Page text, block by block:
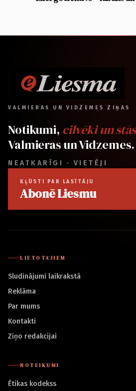
VALMIERAS UN VIDZEMES ZIŅAS
Notikumi, cilvēki un
Valmieras un Vidzemes.
NEATKARĪGI · VIETĒJI
KĻŪSTI PAR LASĪTĀJU
Abonē Liesmu
LIETOTĀJIEM
Sludinājumi laikrakstā
Reklāma
Par mums
Kontakti
Ziņo redakcijai
NOTEIKUMI
Ētikas kodekss